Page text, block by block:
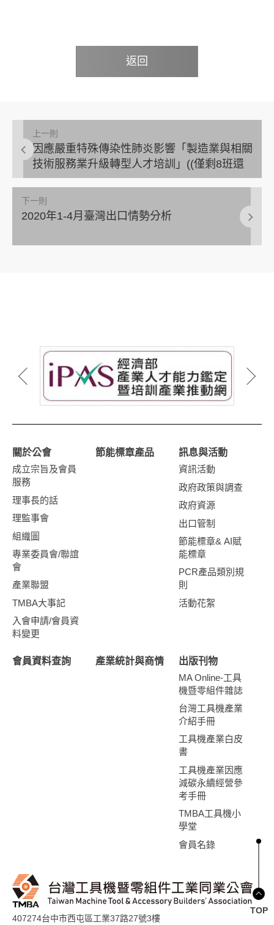
返回
上一則
因應嚴重特殊傳染性肺炎影響「製造業與相關
技術服務業升級轉型人才培訓」((僅剩8班還
有名額!熱烈報名中！))
下一則
2020年1-4月臺灣出口情勢分析
關於公會
成立宗旨及會員
服務
理事長的話
理監事會
組織圖
專業委員會/聯誼
會
產業聯盟
TMBA大事記
入會申請/會員資
料變更
節能標章產品
訊息與活動
資訊活動
政府政策與調查
政府資源
出口管制
節能標章& AI賦
能標章
PCR產品類別規
則
活動花絮
會員資料查詢 產業統計與商情
出版刊物
MA Online-工具
機暨零組件雜誌
台灣工具機產業
介紹手冊
工具機產業白皮
書
工具機產業因應
減碳永續經營參
考手冊
TMBA工具機小
學堂
會員名錄
407274台中市西屯區工業37路27號3樓
TOP